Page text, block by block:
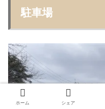
駐車場
ホーム シェア